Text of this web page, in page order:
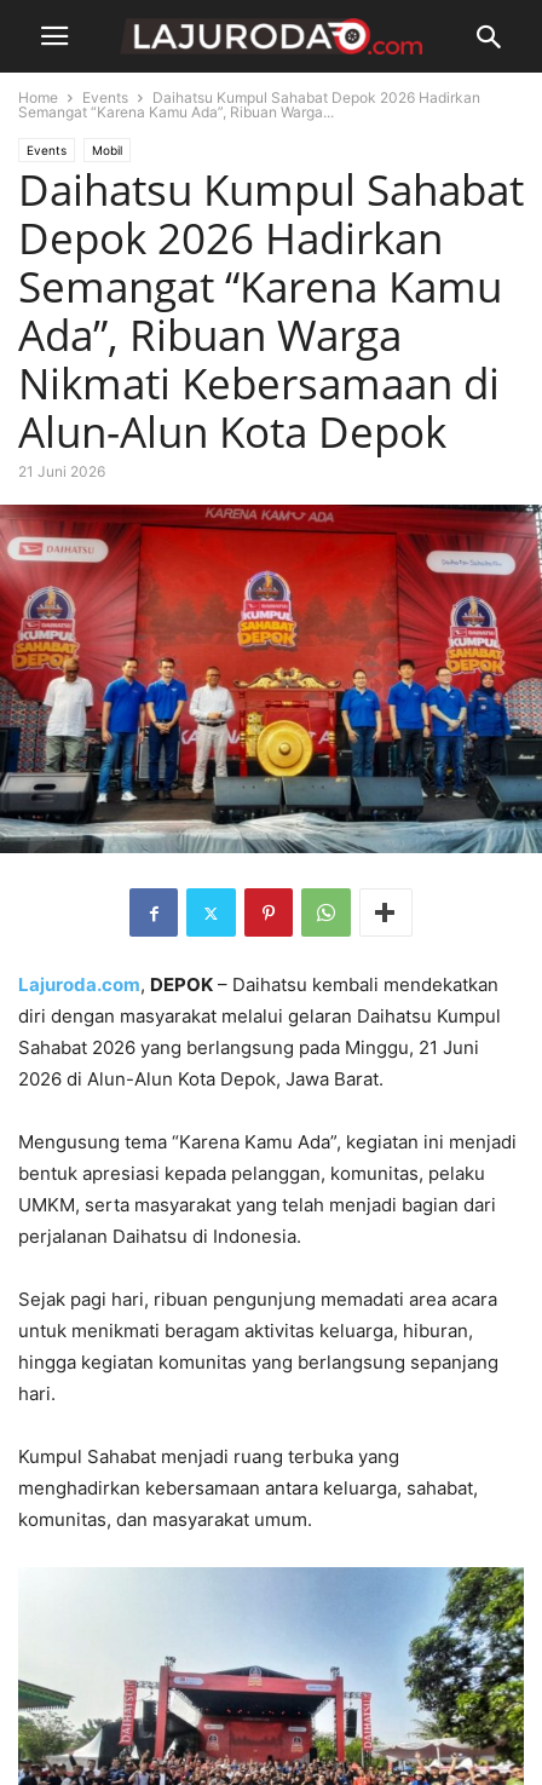
Home Events
Daihatsu Kumpul Sahabat Depok 2026 Hadirkan
Semangat “Karena Kamu Ada”, Ribuan Warga...
Events Mobil
Daihatsu Kumpul Sahabat
Depok 2026 Hadirkan
Semangat “Karena Kamu
Ada”, Ribuan Warga
Nikmati Kebersamaan di
Alun-Alun Kota Depok
21 Juni 2026
Lajuroda.com, DEPOK – Daihatsu kembali mendekatkan
diri dengan masyarakat melalui gelaran Daihatsu Kumpul
Sahabat 2026 yang berlangsung pada Minggu, 21 Juni
2026 di Alun-Alun Kota Depok, Jawa Barat.
Mengusung tema “Karena Kamu Ada”, kegiatan ini menjadi
bentuk apresiasi kepada pelanggan, komunitas, pelaku
UMKM, serta masyarakat yang telah menjadi bagian dari
perjalanan Daihatsu di Indonesia.
Sejak pagi hari, ribuan pengunjung memadati area acara
untuk menikmati beragam aktivitas keluarga, hiburan,
hingga kegiatan komunitas yang berlangsung sepanjang
hari.
Kumpul Sahabat menjadi ruang terbuka yang
menghadirkan kebersamaan antara keluarga, sahabat,
komunitas, dan masyarakat umum.